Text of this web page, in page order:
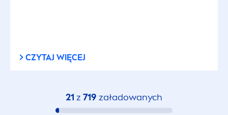
CZYTAJ WIĘCEJ
21 z 719 załadowanych